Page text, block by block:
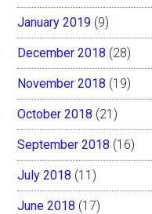
January 2019 (9)
December 2018 (28)
November 2018 (19)
October 2018 (21)
September 2018 (16)
July 2018 (11)
June 2018 (17)